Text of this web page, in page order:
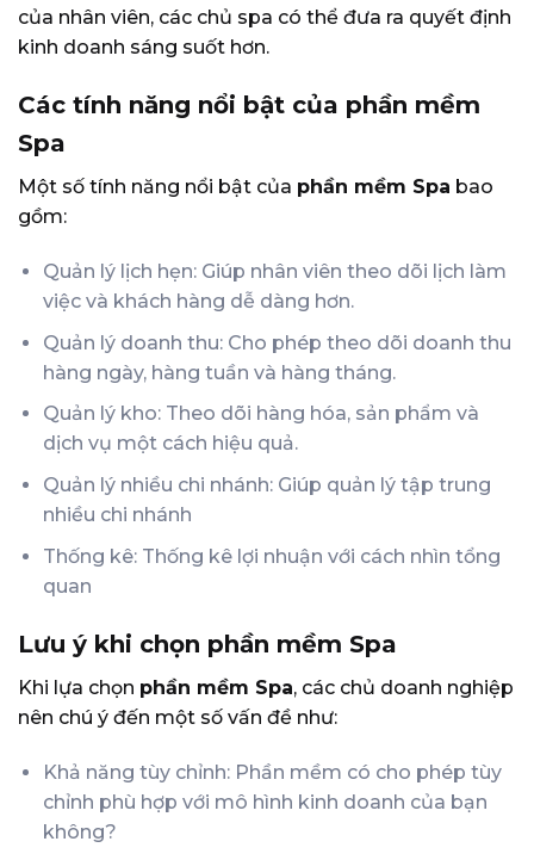
của nhân viên, các chủ spa có thể đưa ra quyết định
kinh doanh sáng suốt hơn.
Các tính năng nổi bật của phần mềm
Spa
Một số tính năng nổi bật của phần mềm Spa bao
gồm:
Quản lý lịch hẹn: Giúp nhân viên theo dõi lịch làm
việc và khách hàng dễ dàng hơn.
Quản lý doanh thu: Cho phép theo dõi doanh thu
hàng ngày, hàng tuần và hàng tháng.
Quản lý kho: Theo dõi hàng hóa, sản phẩm và
dịch vụ một cách hiệu quả.
Quản lý nhiều chi nhánh: Giúp quản lý tập trung
nhiều chi nhánh
Thống kê: Thống kê lợi nhuận với cách nhìn tổng
quan
Lưu ý khi chọn phần mềm Spa
Khi lựa chọn phần mềm Spa, các chủ doanh nghiệp
nên chú ý đến một số vấn đề như:
Khả năng tùy chỉnh: Phần mềm có cho phép tùy
chỉnh phù hợp với mô hình kinh doanh của bạn
không?